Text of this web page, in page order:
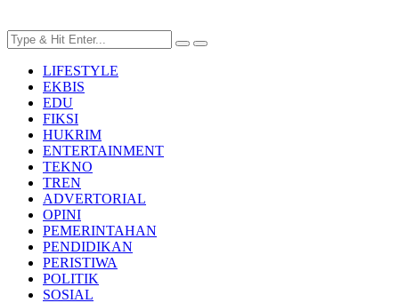
LIFESTYLE
EKBIS
EDU
FIKSI
HUKRIM
ENTERTAINMENT
TEKNO
TREN
ADVERTORIAL
OPINI
PEMERINTAHAN
PENDIDIKAN
PERISTIWA
POLITIK
SOSIAL